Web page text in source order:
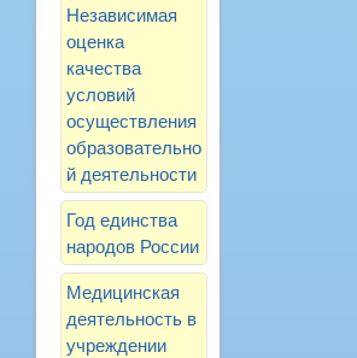
Независимая
оценка
качества
условий
осуществления
образовательно
й деятельности
Год единства
народов России
Медицинская
деятельность в
учреждении